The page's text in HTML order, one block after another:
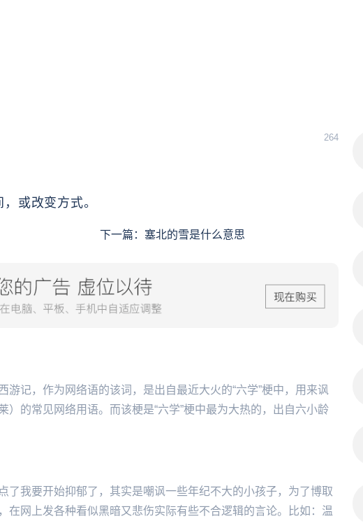
264
或改变方式。
下一篇： 塞北的雪是什么意思
游记，作为网络语的该词，是出自最近大火的“六学”梗中，用来讽
）的常见网络用语。而该梗是“六学”梗中最为大热的，出自六小龄
了我要开始抑郁了，其实是嘲讽一些年纪不大的小孩子，为了博取
在网上发各种看似黑暗又悲伤实际有些不合逻辑的言论。比如：温